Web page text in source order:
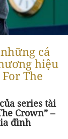
cá
hiệu
The
series tài
Crown” –
đình